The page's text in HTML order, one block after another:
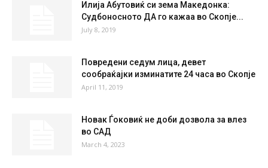
Илија Абутовиќ си зема Македонка:
Судбоносното ДА го кажаа во Скопје...
July 8, 2019
Повредени седум лица, девет
сообраќајки изминатите 24 часа во Скопје
April 11, 2019
Новак Ѓоковиќ не доби дозвола за влез
во САД
March 4, 2023